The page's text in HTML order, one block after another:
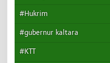
#Hukrim
#gubernur kaltara
#KTT